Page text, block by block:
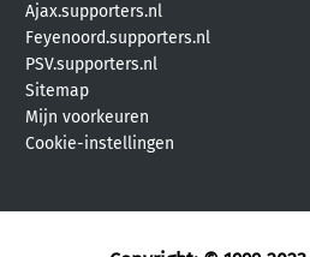
Ajax.supporters.nl
Feyenoord.supporters.nl
PSV.supporters.nl
Sitemap
Mijn voorkeuren
Cookie-instellingen